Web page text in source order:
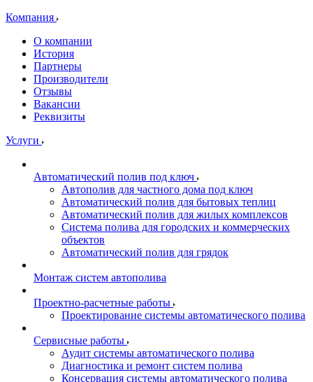
Компания
О компании
История
Партнеры
Производители
Отзывы
Вакансии
Реквизиты
Услуги
Автоматический полив под ключ
Автополив для частного дома под ключ
Автоматический полив для бытовых теплиц
Автоматический полив для жилых комплексов
Система полива для городских и коммерческих
объектов
Автоматический полив для грядок
Монтаж систем автополива
Проектно-расчетные работы
Проектирование системы автоматического полива
Сервисные работы
Аудит системы автоматического полива
Диагностика и ремонт систем полива
Консервация системы автоматического полива